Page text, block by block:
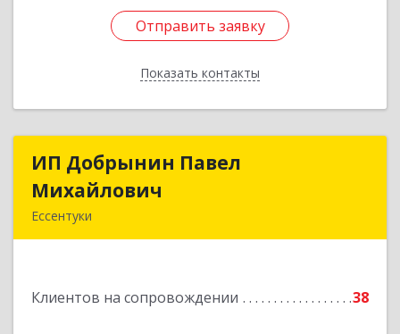
Отправить заявку
Показать контакты
Отправить заявку
Назад
ИП Добрынин Павел
Михайлович
Ессентуки
Клиентов на сопровождении 38
ИП Добрынин Павел